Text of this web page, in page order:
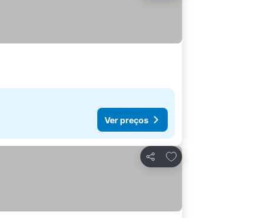
Ver preços
Partilhar
Adicionar aos favoritos